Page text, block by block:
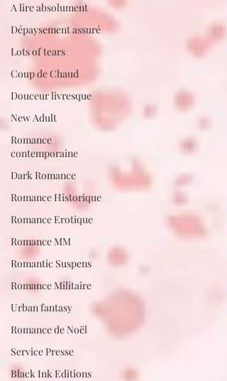
A lire absolument
Dépaysement assuré
Lots of tears
Coup de Chaud
Douceur livresque
New Adult
Romance
contemporaine
Dark Romance
Romance Historique
Romance Erotique
Romance MM
Romantic Suspens
Romance Militaire
Urban fantasy
Romance de Noël
Service Presse
Black Ink Editions